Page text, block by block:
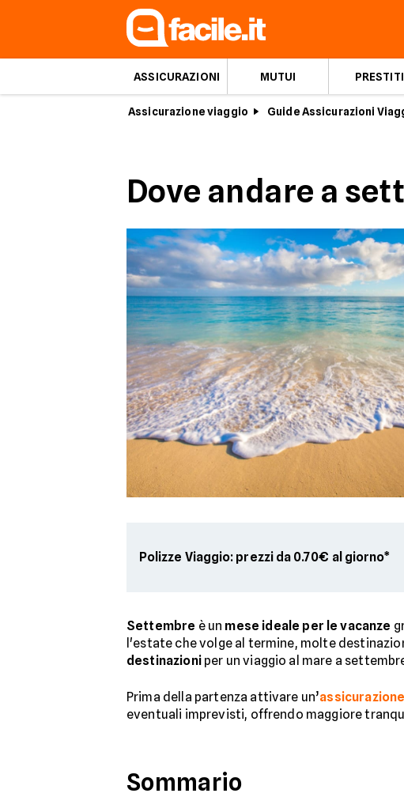
ASSICURAZIONI MUTUI PRESTITI
Assicurazione viaggio Guide Assicurazioni
Dove andare a
Polizze Viaggio: prezzi da 0.70€ al giorno*
Settembre è un mese ideale per le vacanze
l'estate che volge al termine, molte
destinazioniper un viaggio al mare a
Prima della partenza attivare un’
eventuali imprevisti, offrendo maggiore
Sommario